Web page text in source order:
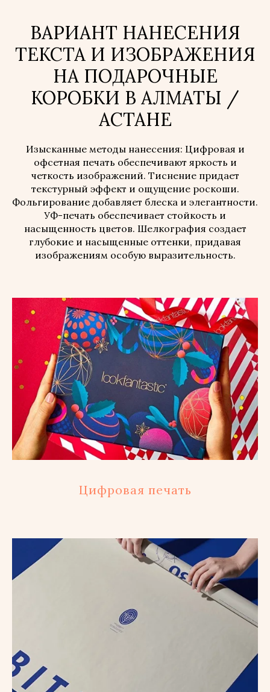
ВАРИАНТ НАНЕСЕНИЯ
ТЕКСТА И ИЗОБРАЖЕНИЯ
НА ПОДАРОЧНЫЕ
КОРОБКИ В АЛМАТЫ /
АСТАНЕ
Изысканные методы нанесения: Цифровая и
офсетная печать обеспечивают яркость и
четкость изображений. Тиснение придает
текстурный эффект и ощущение роскоши.
Фольгирование добавляет блеска и элегантности.
УФ-печать обеспечивает стойкость и
насыщенность цветов. Шелкография создает
глубокие и насыщенные оттенки, придавая
изображениям особую выразительность.
Цифровая печать